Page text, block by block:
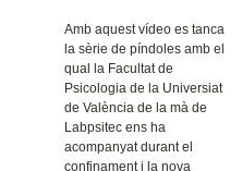
Amb aquest vídeo es tanca
la sèrie de píndoles amb el
qual la Facultat de
Psicologia de la Universiat
de València de la mà de
Labpsitec ens ha
acompanyat durant el
confinament i la nova